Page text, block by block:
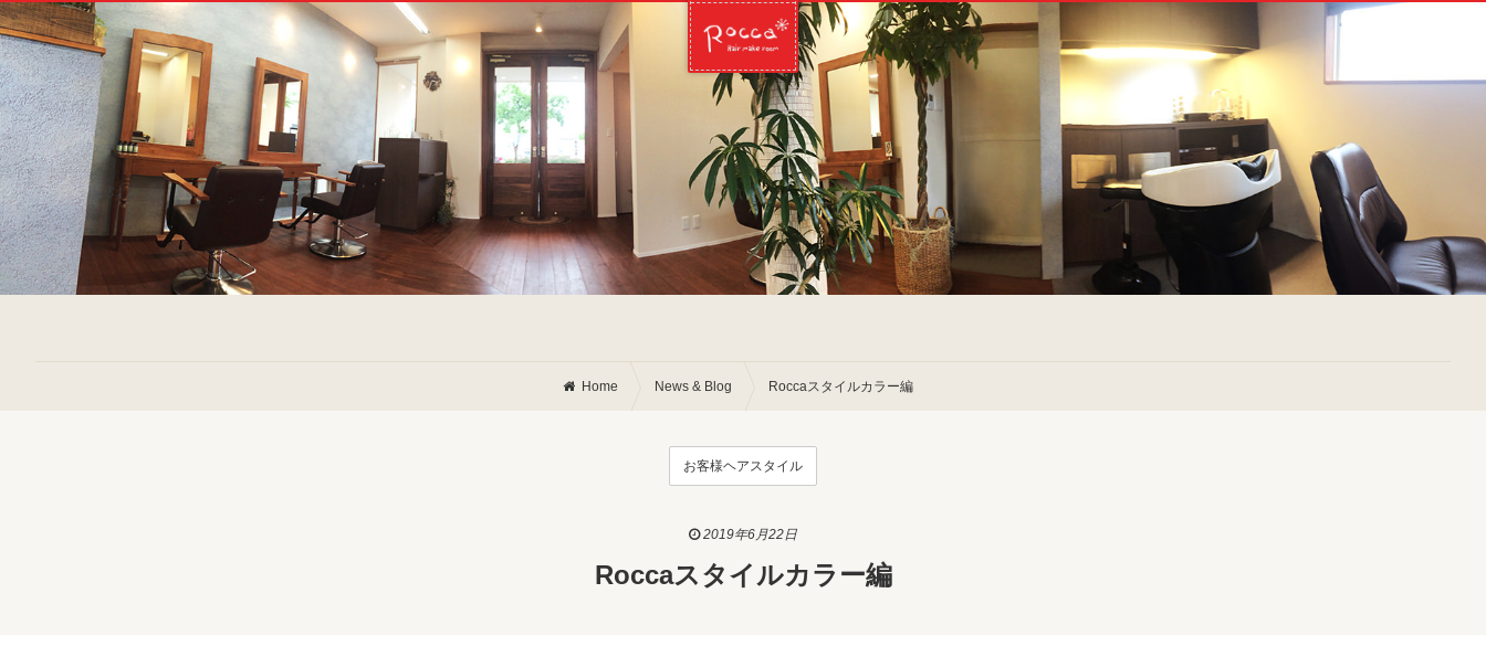
Home News & Blog Roccaスタイルカラー編
お客様ヘアスタイル
2019年6月22日
Roccaスタイルカラー編